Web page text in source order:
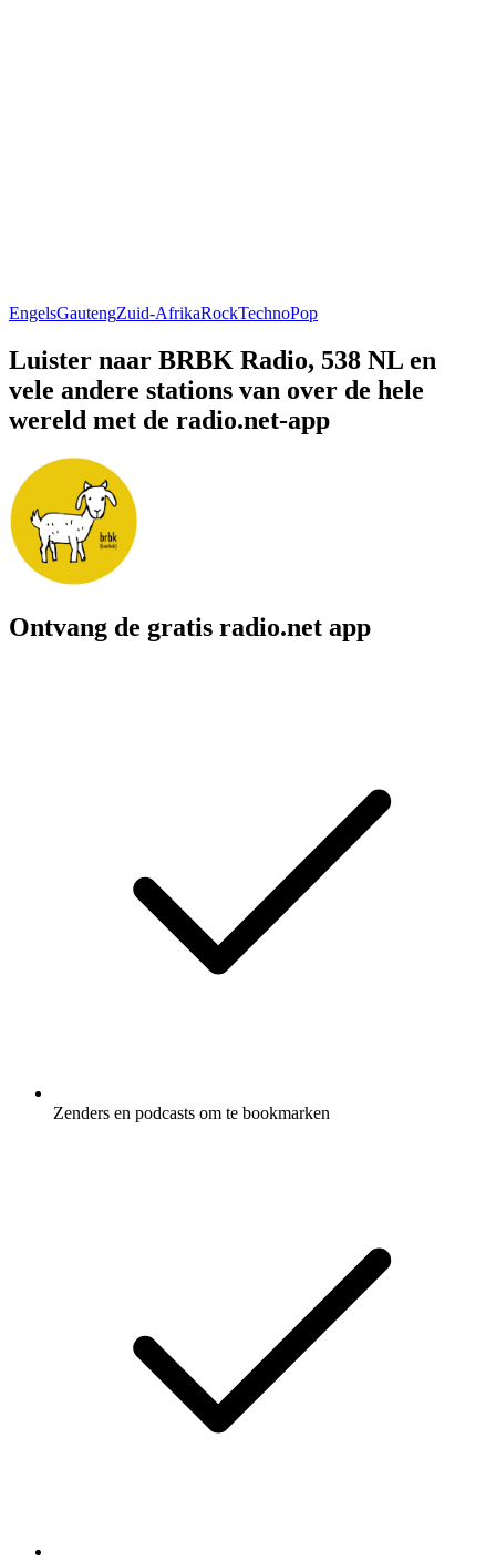
EngelsGautengZuid-AfrikaRockTechnoPop
Luister naar BRBK Radio, 538 NL en
vele andere stations van over de hele
wereld met de radio.net-app
Ontvang de gratis radio.net app
Zenders en podcasts om te bookmarken